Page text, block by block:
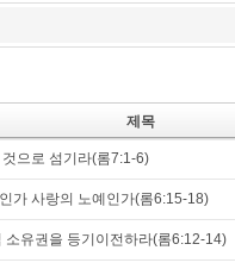
제목
으로 섬기라(롬7:1-6)
가 사랑의 노예인가(롬6:15-18)
소유권을 등기이전하라(롬6:12-14)